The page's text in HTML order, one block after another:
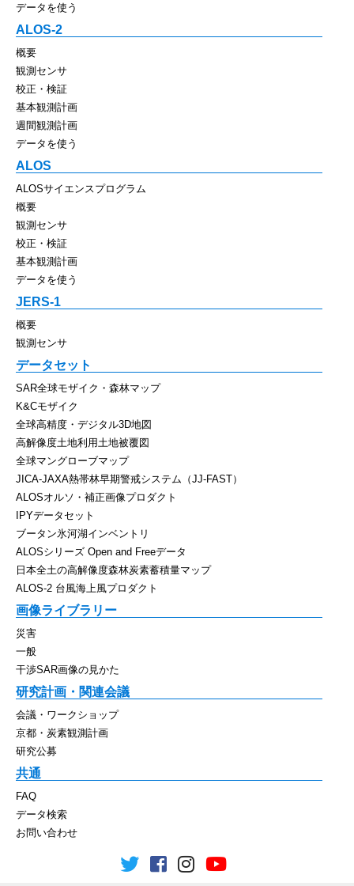
データを使う
ALOS-2
概要
観測センサ
校正・検証
基本観測計画
週間観測計画
データを使う
ALOS
ALOSサイエンスプログラム
概要
観測センサ
校正・検証
基本観測計画
データを使う
JERS-1
概要
観測センサ
データセット
SAR全球モザイク・森林マップ
K&Cモザイク
全球高精度・デジタル3D地図
高解像度土地利用土地被覆図
全球マングローブマップ
JICA-JAXA熱帯林早期警戒システム（JJ-FAST）
ALOSオルソ・補正画像プロダクト
IPYデータセット
ブータン氷河湖インベントリ
ALOSシリーズ Open and Freeデータ
日本全土の高解像度森林炭素蓄積量マップ
ALOS-2 台風海上風プロダクト
画像ライブラリー
災害
一般
干渉SAR画像の見かた
研究計画・関連会議
会議・ワークショップ
京都・炭素観測計画
研究公募
共通
FAQ
データ検索
お問い合わせ